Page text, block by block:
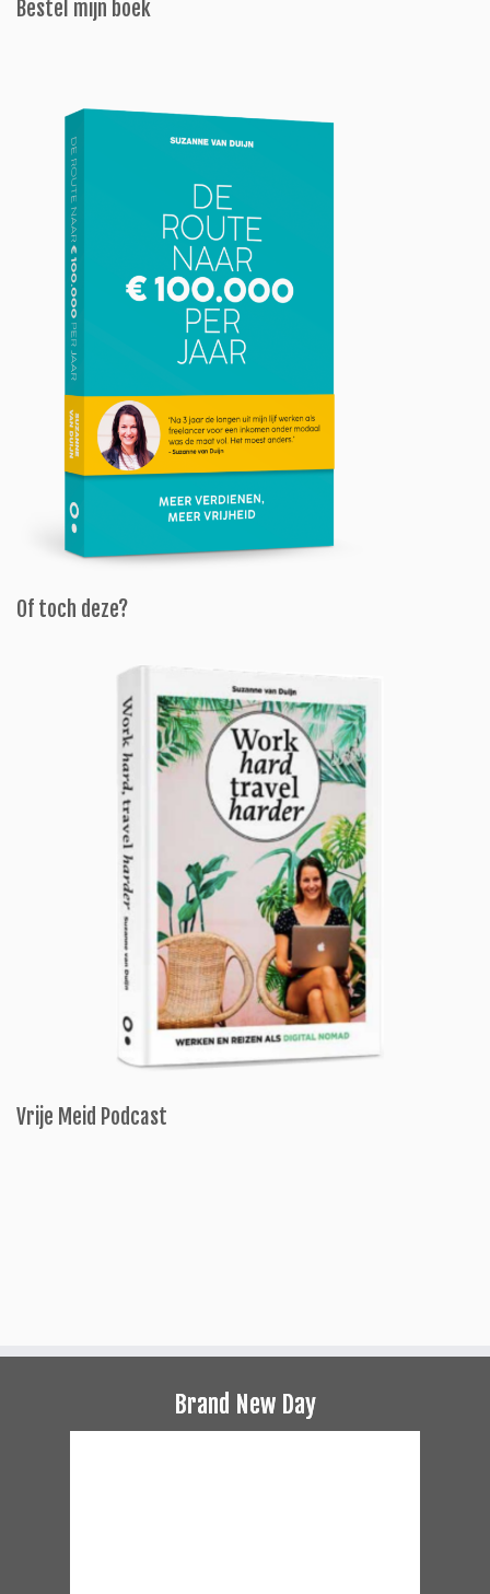
Bestel mijn boek
Of toch deze?
Vrije Meid Podcast
Brand New Day